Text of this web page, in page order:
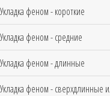
Укладка феном - короткие
Укладка феном - средние
Укладка феном - длинные
Укладка феном - сверхдлинные